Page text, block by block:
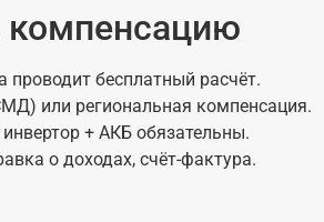
компенсацию
бесплатный расчёт.
или региональная компенсация.
+ АКБ обязательны.
о доходах, счёт-фактура.